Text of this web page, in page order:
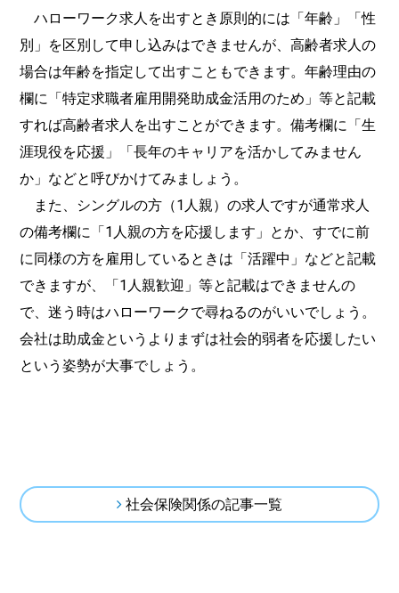
ハローワーク求人を出すとき原則的には「年齢」「性
別」を区別して申し込みはできませんが、高齢者求人の
場合は年齢を指定して出すこともできます。年齢理由の
欄に「特定求職者雇用開発助成金活用のため」等と記載
すれば高齢者求人を出すことができます。備考欄に「生
涯現役を応援」「長年のキャリアを活かしてみません
か」などと呼びかけてみましょう。
また、シングルの方（1人親）の求人ですが通常求人
の備考欄に「1人親の方を応援します」とか、すでに前
に同様の方を雇用しているときは「活躍中」などと記載
できますが、「1人親歓迎」等と記載はできませんの
で、迷う時はハローワークで尋ねるのがいいでしょう。
会社は助成金というよりまずは社会的弱者を応援したい
という姿勢が大事でしょう。
社会保険関係の記事一覧